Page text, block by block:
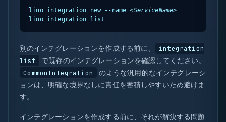
new
lino integration new --name <ServiceName>
lino integration list
別のインテグレーションを作成する前に、
integration
list
で既存のインテグレーションを確認してください。
CommonIntegration
のような汎用的なインテグレーシ
ョンは、明確な境界なしに責任を蓄積しやすいため避けま
す。
インテグレーションを作成する前に、それが解決する問題